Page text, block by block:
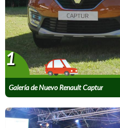
Galería de Nuevo Renault Captur
1